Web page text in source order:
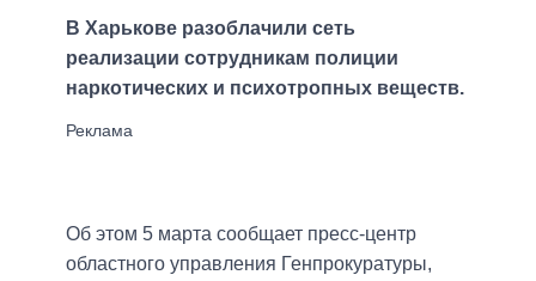
В Харькове разоблачили сеть
реализации сотрудникам полиции
наркотических и психотропных веществ.
Об этом 5 марта сообщает пресс-центр
областного управления Генпрокуратуры,